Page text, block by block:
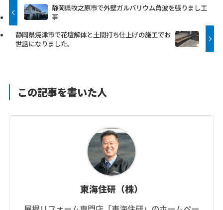
静岡県牧之原市で外壁ガルバリウム角波を張りまし工
事
静岡県焼津市で花壇解体と土間打ち仕上げの施工でお
世話になりました。
この記事を書いた人
東海住研（株）